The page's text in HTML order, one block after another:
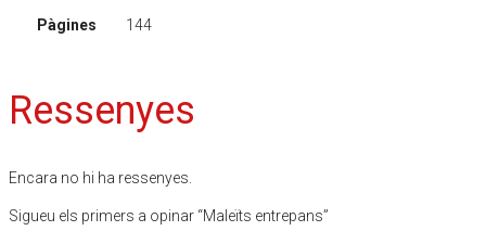
Pàgines 144
Ressenyes
Encara no hi ha ressenyes.
Sigueu els primers a opinar “Maleïts entrepans”